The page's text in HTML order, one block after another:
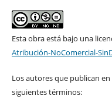
Esta obra está bajo una
Atribución-NoComercial-
Los autores que publican
siguientes términos: